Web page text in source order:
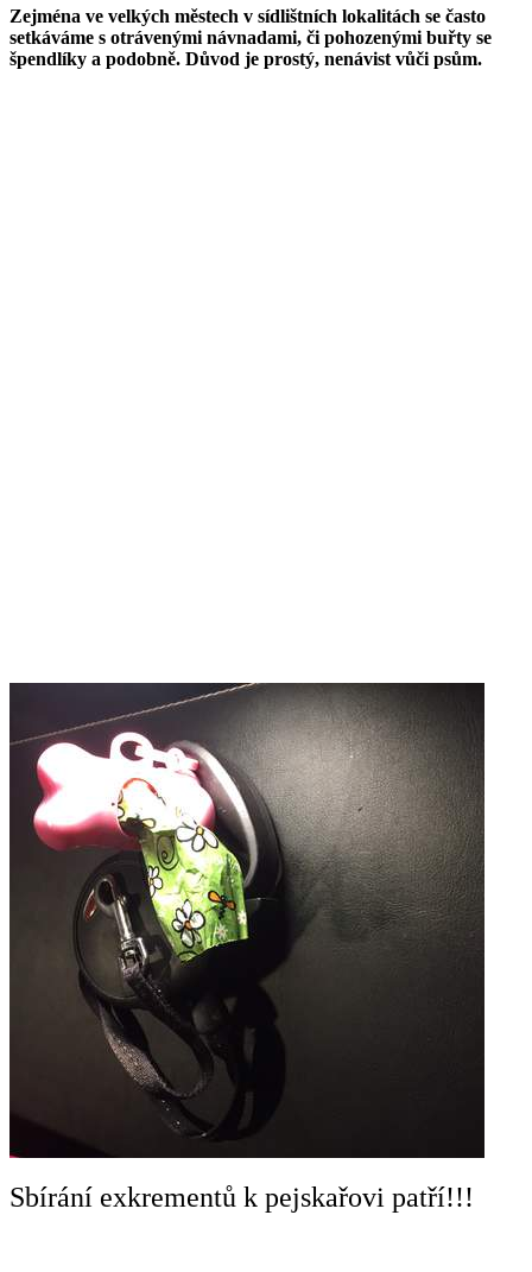
Zejména ve velkých městech v sídlištních lokalitách se často
setkáváme s otrávenými návnadami, či pohozenými buřty se
špendlíky a podobně. Důvod je prostý, nenávist vůči psům.
Sbírání exkrementů k pejskařovi patří!!!